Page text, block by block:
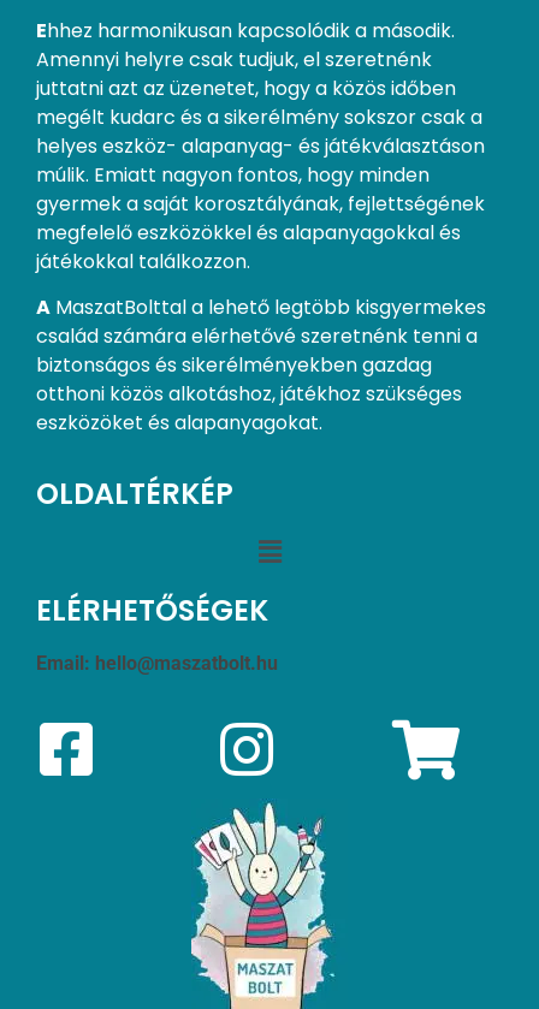
Ehhez harmonikusan kapcsolódik a második.
Amennyi helyre csak tudjuk, el szeretnénk
juttatni azt az üzenetet, hogy a közös időben
megélt kudarc és a sikerélmény sokszor csak a
helyes eszköz- alapanyag- és játékválasztáson
múlik. Emiatt nagyon fontos, hogy minden
gyermek a saját korosztályának, fejlettségének
megfelelő eszközökkel és alapanyagokkal és
játékokkal találkozzon.
A MaszatBolttal a lehető legtöbb kisgyermekes
család számára elérhetővé szeretnénk tenni a
biztonságos és sikerélményekben gazdag
otthoni közös alkotáshoz, játékhoz szükséges
eszközöket és alapanyagokat.
OLDALTÉRKÉP
ELÉRHETŐSÉGEK
Email: hello@maszatbolt.hu